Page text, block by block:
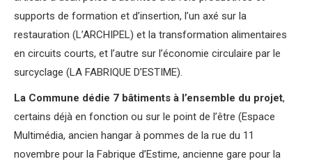
supports de formation et d’insertion, l’un axé sur la
restauration (L’ARCHIPEL) et la transformation alimentaires
en circuits courts, et l’autre sur l’économie circulaire par le
surcyclage (LA FABRIQUE D’ESTIME).
La Commune dédie 7 bâtiments à l’ensemble du projet,
certains déjà en fonction ou sur le point de l’être (Espace
Multimédia, ancien hangar à pommes de la rue du 11
novembre pour la Fabrique d’Estime, ancienne gare pour la